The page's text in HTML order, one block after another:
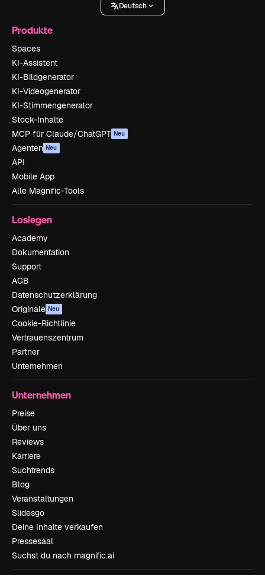
Deutsch
Produkte
Spaces
KI-Assistent
KI-Bildgenerator
KI-Videogenerator
KI-Stimmengenerator
Stock-Inhalte
MCP für Claude/ChatGPT Neu
Agenten Neu
API
Mobile App
Alle Magnific-Tools
Loslegen
Academy
Dokumentation
Support
AGB
Datenschutzerklärung
Originale Neu
Cookie-Richtlinie
Vertrauenszentrum
Partner
Unternehmen
Unternehmen
Preise
Über uns
Reviews
Karriere
Suchtrends
Blog
Veranstaltungen
Slidesgo
Deine Inhalte verkaufen
Pressesaal
Suchst du nach magnific.ai